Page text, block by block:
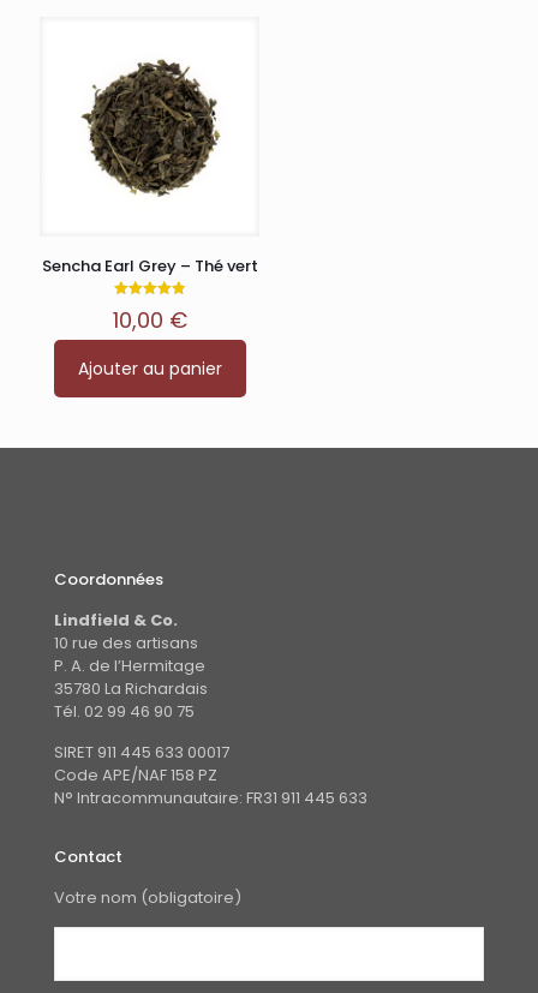
Sencha Earl Grey – Thé vert
4.87
sur 5
10,00 €
Ajouter au panier
Coordonnées
Lindfield & Co.
10 rue des artisans
P. A. de l’Hermitage
35780 La Richardais
Tél. 02 99 46 90 75
SIRET 911 445 633 00017
Code APE/NAF 158 PZ
N° Intracommunautaire: FR31 911 445 633
Contact
Votre nom (obligatoire)